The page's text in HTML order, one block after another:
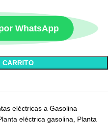
WhatsApp
CARRITO
eléctricas a Gasolina
eléctrica gasolina, Planta